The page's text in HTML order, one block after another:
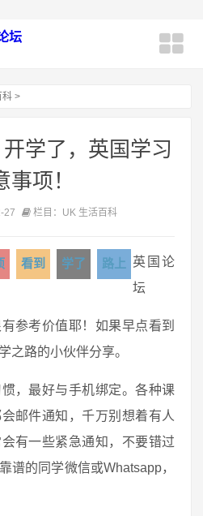
坛
科 >
学了，英国学习
事项！
27 栏目：UK 生活百科
看到 学了 路上 英国论
坛
参考价值耶！如果早点看到
之路的小伙伴分享。
，最好与手机绑定。各种课
邮件通知，千万别想着有人
有一些紧急通知，不要错过
谱的同学微信或Whatsapp，